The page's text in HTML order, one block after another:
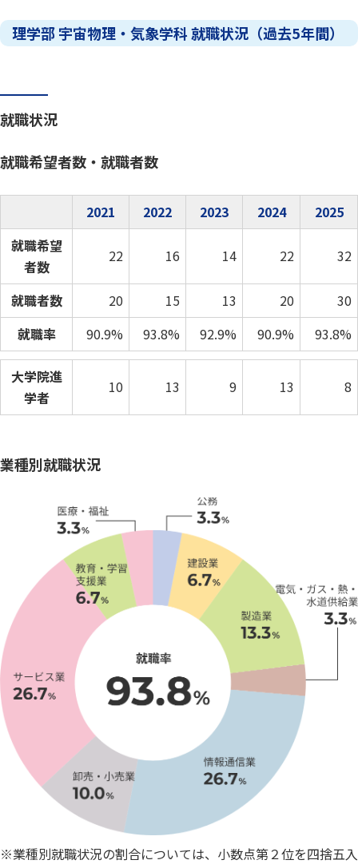
理学部 宇宙物理・気象学科 就職状況（過去5年間）
就職状況
就職希望者数・就職者数
2021 2022 2023 2024
2025
就職希望
者数
22 16 14 22 32
就職者数 20 15 13 20
30
就職率
90.9% 93.8% 92.9% 90.9% 93.8%
大学院進
学者
10 13 9 13 8
業種別就職状況
※業種別就職状況の割合については、小数点第２位を四捨五入